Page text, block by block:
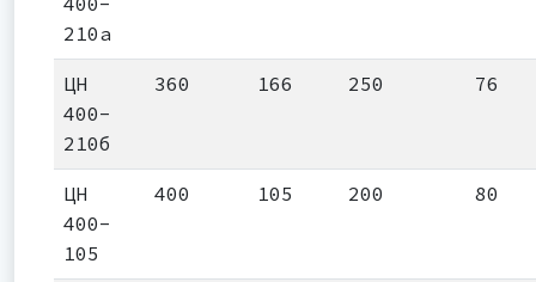
210а
ЦН
400-
210б
360 166 250 76
ЦН
400-
105
400 105 200 80